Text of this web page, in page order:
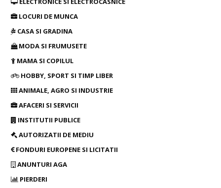
LOCURI DE MUNCA
CASA SI GRADINA
MODA SI FRUMUSETE
MAMA SI COPILUL
HOBBY, SPORT SI TIMP LIBER
ANIMALE, AGRO SI INDUSTRIE
AFACERI SI SERVICII
INSTITUTII PUBLICE
AUTORIZATII DE MEDIU
FONDURI EUROPENE SI LICITATII
ANUNTURI AGA
PIERDERI